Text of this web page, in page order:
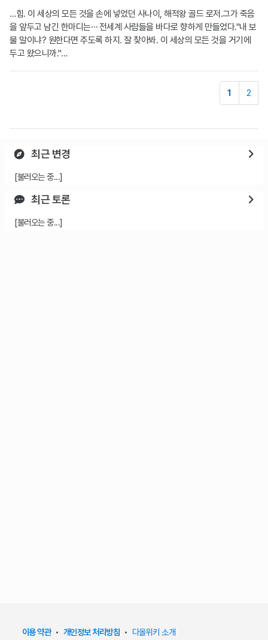
…힘. 이 세상의 모든 것을 손에 넣었던 사나이, 해적왕 골드 로저.그가 죽음
을 앞두고 남긴 한마디는⋯ 전세계 사람들을 바다로 향하게 만들었다."내 보
물 말이냐? 원한다면 주도록 하지. 잘 찾아봐. 이 세상의 모든 것을 거기에
두고 왔으니까."…
1 2
최근 변경
[불러오는 중...]
최근 토론
[불러오는 중...]
이용 약관• 개인정보 처리방침 • 다올위키 소개